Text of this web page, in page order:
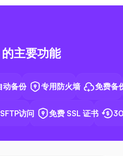
主要功能
份 专用防火墙 免费备份
访问 免费 SSL 证书 30